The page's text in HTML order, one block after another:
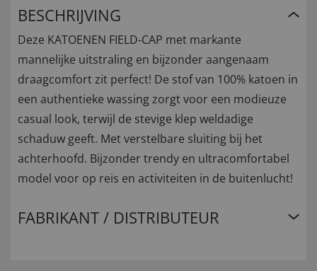
BESCHRIJVING
Deze KATOENEN FIELD-CAP met markante
mannelijke uitstraling en bijzonder aangenaam
draagcomfort zit perfect! De stof van 100% katoen in
een authentieke wassing zorgt voor een modieuze
casual look, terwijl de stevige klep weldadige
schaduw geeft. Met verstelbare sluiting bij het
achterhoofd. Bijzonder trendy en ultracomfortabel
model voor op reis en activiteiten in de buitenlucht!
FABRIKANT / DISTRIBUTEUR